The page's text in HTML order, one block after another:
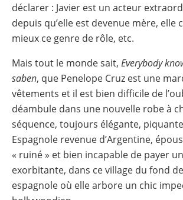
déclarer : Javier est un acteur
depuis qu’elle est devenue mère, elle
mieux ce genre de rôle, etc.
Mais tout le monde sait, Everybody
saben, que Penelope Cruz est une
vêtements et il est bien difficile de
déambule dans une nouvelle robe à
séquence, toujours élégante,
Espagnole revenue d’Argentine,
« ruiné » et bien incapable de payer
exorbitante, dans ce village du fond
espagnole où elle arbore un chic